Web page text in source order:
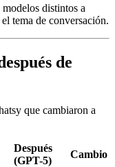
distintos a
tema de conversación.
de
que cambiaron a
Después
(GPT-5)
Cambio